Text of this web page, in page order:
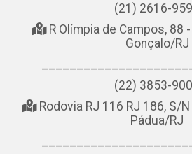
(21) 2616-
R Olímpia de Campos, 88
Gonçalo/RJ
(22) 3853-
Rodovia RJ 116 RJ 186, S/
Pádua/RJ